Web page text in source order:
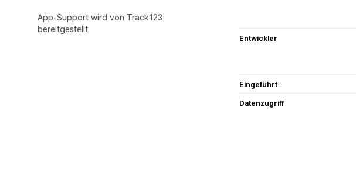
App-Support wird von Track123
bereitgestellt.
Entwickler
Eingeführt
Datenzugriff